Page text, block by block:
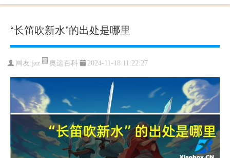
“长笛吹新水”的出处是哪里
网友:jzz 奥运百科 2024-11-18 11:22:27